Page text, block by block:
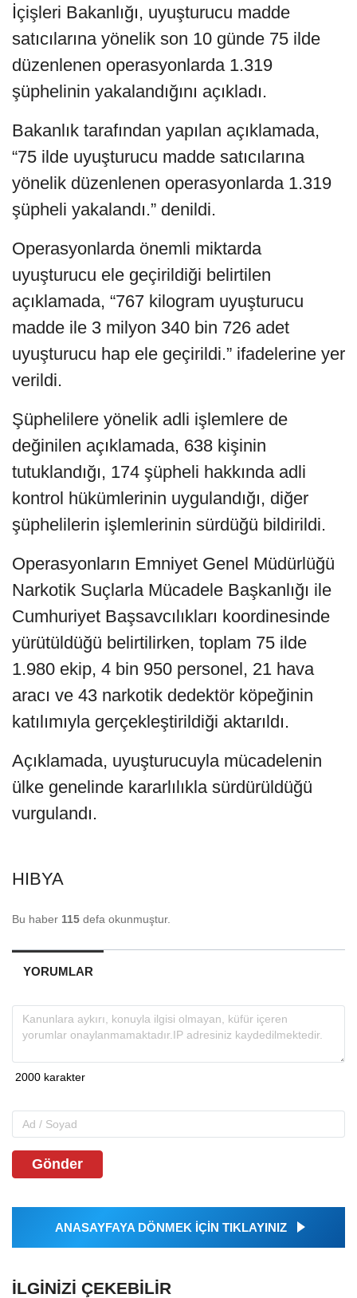
İçişleri Bakanlığı, uyuşturucu madde
satıcılarına yönelik son 10 günde 75 ilde
düzenlenen operasyonlarda 1.319
şüphelinin yakalandığını açıkladı.
Bakanlık tarafından yapılan açıklamada,
“75 ilde uyuşturucu madde satıcılarına
yönelik düzenlenen operasyonlarda 1.319
şüpheli yakalandı.” denildi.
Operasyonlarda önemli miktarda
uyuşturucu ele geçirildiği belirtilen
açıklamada, “767 kilogram uyuşturucu
madde ile 3 milyon 340 bin 726 adet
uyuşturucu hap ele geçirildi.” ifadelerine yer
verildi.
Şüphelilere yönelik adli işlemlere de
değinilen açıklamada, 638 kişinin
tutuklandığı, 174 şüpheli hakkında adli
kontrol hükümlerinin uygulandığı, diğer
şüphelilerin işlemlerinin sürdüğü bildirildi.
Operasyonların Emniyet Genel Müdürlüğü
Narkotik Suçlarla Mücadele Başkanlığı ile
Cumhuriyet Başsavcılıkları koordinesinde
yürütüldüğü belirtilirken, toplam 75 ilde
1.980 ekip, 4 bin 950 personel, 21 hava
aracı ve 43 narkotik dedektör köpeğinin
katılımıyla gerçekleştirildiği aktarıldı.
Açıklamada, uyuşturucuyla mücadelenin
ülke genelinde kararlılıkla sürdürüldüğü
vurgulandı.
HIBYA
Bu haber 115 defa okunmuştur.
YORUMLAR
Gönder
ANASAYFAYA DÖNMEK İÇİN TIKLAYINIZ
İLGINIZI ÇEKEBILIR